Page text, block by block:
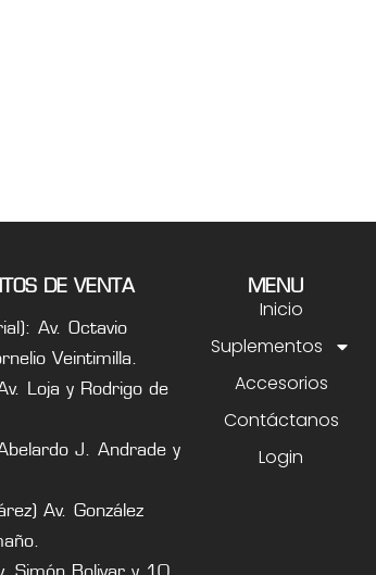
DE VENTA
Av. Octavio
Veintimilla.
Loja y Rodrigo de
J. Andrade y
Av. González
MENU
Inicio
Suplementos
Accesorios
Contáctanos
Login